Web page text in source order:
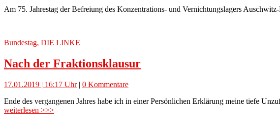
Am 75. Jahrestag der Befreiung des Konzentrations- und Vernichtungslagers
Bundestag, DIE LINKE
Nach der Fraktionsklausur
17.01.2019 | 16:17 Uhr| 0 Kommentare
Ende des vergangenen Jahres habe ich in einer Persönlichen Erklärung meine tiefe
weiterlesen >>>